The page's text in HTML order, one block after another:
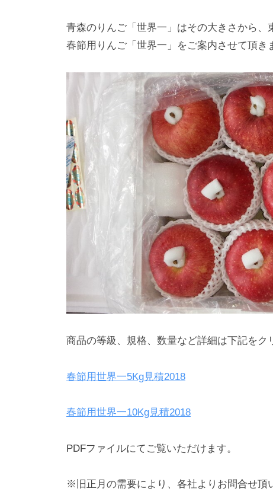
青森のりんご「世界一」はその大きさから、
春節用りんご「世界一」をご案内させて頂き
商品の等級、規格、数量など詳細は下記をク
春節用世界一5Kg見積2018
春節用世界一10Kg見積2018
PDFファイルにてご覧いただけます。
※旧正月の需要により、各社よりお問合せ頂